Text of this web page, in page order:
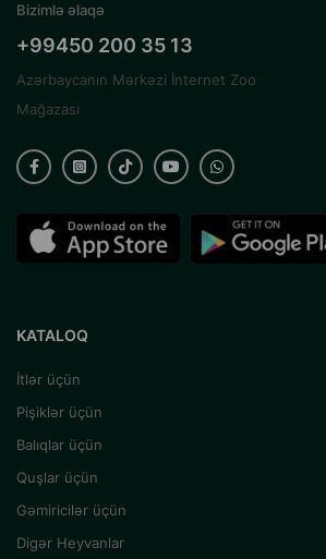
Bizimlə əlaqə
+99450 200 35 13
Azərbaycanın Mərkəzi İnternet Zoo
Mağazası
KATALOQ
İtlər üçün
Pişiklər üçün
Balıqlar üçün
Quşlar üçün
Gəmiricilər üçün
Digər Heyvanlar